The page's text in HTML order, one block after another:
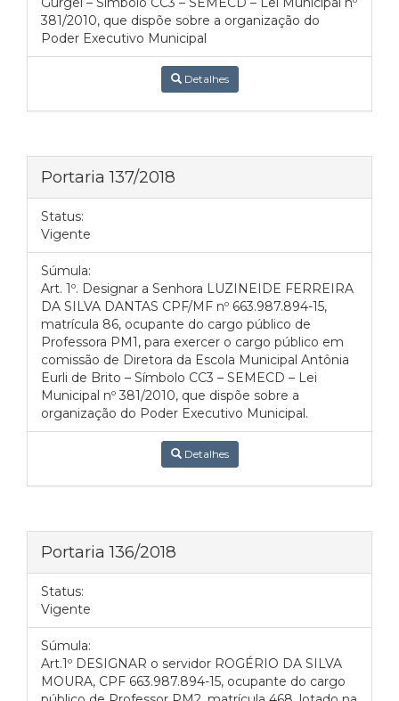
381/2010, que dispõe sobre a organização do
Poder Executivo Municipal
Detalhes
Portaria 137/2018
Status:
Vigente
Súmula:
Art. 1º. Designar a Senhora LUZINEIDE FERREIRA
DA SILVA DANTAS CPF/MF nº 663.987.894-15,
matrícula 86, ocupante do cargo público de
Professora PM1, para exercer o cargo público em
comissão de Diretora da Escola Municipal Antônia
Eurli de Brito – Símbolo CC3 – SEMECD – Lei
Municipal nº 381/2010, que dispõe sobre a
organização do Poder Executivo Municipal.
Detalhes
Portaria 136/2018
Status:
Vigente
Súmula:
Art.1º DESIGNAR o servidor ROGÉRIO DA SILVA
MOURA, CPF 663.987.894-15, ocupante do cargo